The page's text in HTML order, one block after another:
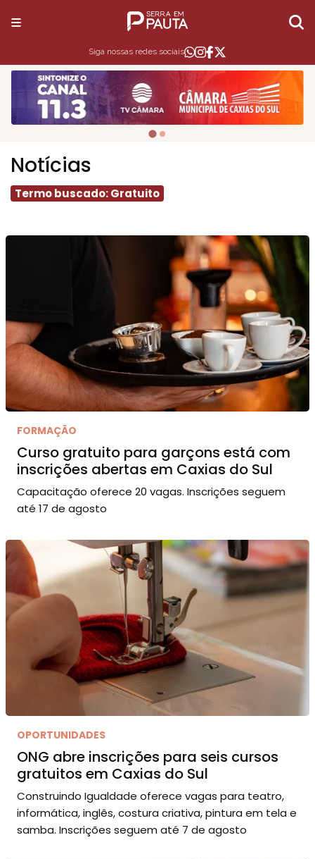
Siga nossas redes sociais
Notícias
Termo buscado: Gratuito
FORMAÇÃO
Curso gratuito para garçons está com
inscrições abertas em Caxias do Sul
Capacitação oferece 20 vagas. Inscrições seguem
até 17 de agosto
OPORTUNIDADES
ONG abre inscrições para seis cursos
gratuitos em Caxias do Sul
Construindo Igualdade oferece vagas para teatro,
informática, inglês, costura criativa, pintura em tela e
samba. Inscrições seguem até 7 de agosto